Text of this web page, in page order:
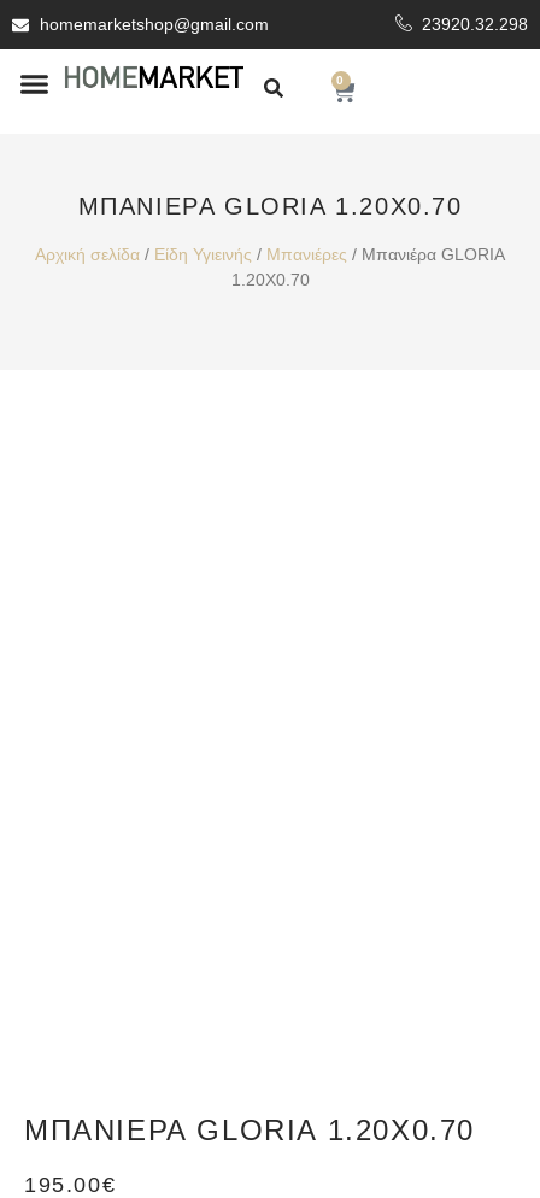
homemarketshop@gmail.com 23920.32.298
0
ΜΠΑΝΙΈΡΑ GLORIA 1.20X0.70
Αρχική σελίδα / Είδη Υγιεινής / Μπανιέρες / Μπανιέρα GLORIA
1.20X0.70
ΜΠΑΝΙΈΡΑ GLORIA 1.20X0.70
195.00€